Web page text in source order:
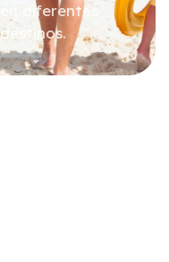
en diferentes
destinos.